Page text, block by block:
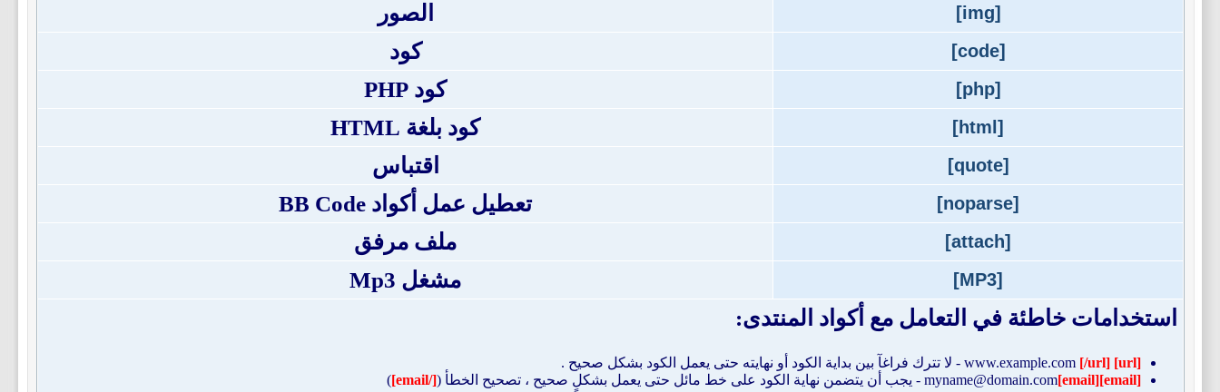
[img] الصور
[code] كود
[php] كود PHP
[html] كود بلغة HTML
[quote] اقتباس
[noparse] تعطيل عمل أكواد BB Code
[attach] ملف مرفق
[MP3]
مشغل Mp3
استخدامات خاطئة في التعامل مع أكواد المنتدى:
[url]
[/url]
- لا تترك فراغآ بين بداية الكود أو نهايته حتى يعمل الكود بشكل صحيح .
[email]
myname@domain.com[email] - يجب أن يتضمن نهاية الكود على خط مائل حتى يعمل بشكلٍ صحيح ، تصحيح الخطأ ([/email]
)